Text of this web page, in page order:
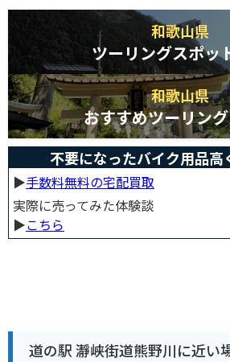
和歌山県
ツーリングスポッ
和歌山県
おすすめツーリン
不要になったバイク用品高
▶︎手数料無料の宅配買取
実際に売ってみた体験談
▶︎こちら
道の駅 瀞峡街道熊野川に近い